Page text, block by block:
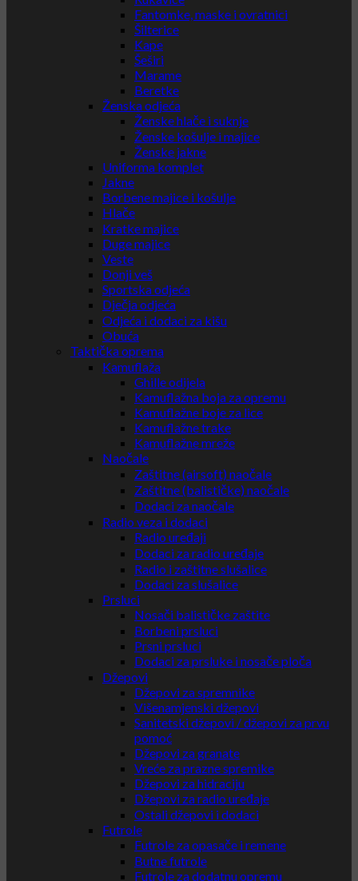
Fantomke, maske i ovratnici
Šilterice
Kape
Šeširi
Marame
Beretke
Ženska odjeća
Ženske hlače i suknje
Ženske košulje i majice
Ženske jakne
Uniforma komplet
Jakne
Borbene majice i košulje
Hlače
Kratke majice
Duge majice
Veste
Donji veš
Sportska odjeća
Dječja odjeća
Odjeća i dodaci za kišu
Obuća
Taktička oprema
Kamuflaža
Ghille odijela
Kamuflažna boja za opremu
Kamuflažne boje za lice
Kamuflažne trake
Kamuflažne mreže
Naočale
Zaštitne (airsoft) naočale
Zaštitne (balističke) naočale
Dodaci za naočale
Radio veza i dodaci
Radio uređaji
Dodaci za radio uređaje
Radio i zaštitne slušalice
Dodaci za slušalice
Prsluci
Nosači balističke zaštite
Borbeni prsluci
Prsni prsluci
Dodaci za prsluke i nosače ploča
Džepovi
Džepovi za spremnike
Višenamjenski džepovi
Sanitetski džepovi / džepovi za prvu
pomoć
Džepovi za granate
Vreće za prazne spremike
Džepovi za hidraciju
Džepovi za radio uređaje
Ostali džepovi i dodaci
Futrole
Futrole za opasače i remene
Butne futrole
Futrole za dodatnu opremu